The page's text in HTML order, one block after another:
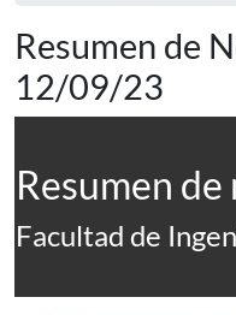
Resumen de
12/09/23
Resumen
Facultad de